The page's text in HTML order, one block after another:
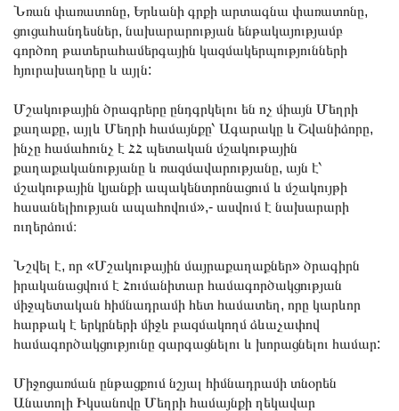
Նռան փառատոնը, Երևանի գրքի արտագնա փառատոնը,
ցուցահանդեսներ, նախարարության ենթակայությամբ
գործող թատերահամերգային կազմակերպությունների
հյուրախաղերը և այլն:
Մշակութային ծրագրերը ընդգրկելու են ոչ միայն Մեղրի
քաղաքը, այլև Մեղրի համայնքը՝ Ագարակը և Շվանիձորը,
ինչը համահունչ է ՀՀ պետական մշակութային
քաղաքականությանը և ռազմավարությանը, այն է՝
մշակութային կյանքի ապակենտրոնացում և մշակույթի
հասանելիության ապահովում»,- ասվում է նախարարի
ուղերձում։
Նշվել է, որ «Մշակութային մայրաքաղաքներ» ծրագիրն
իրականացվում է Հումանիտար համագործակցության
միջպետական հիմնադրամի հետ համատեղ, որը կարևոր
հարթակ է երկրների միջև բազմակողմ ձևաչափով
համագործակցությունը զարգացնելու և խորացնելու համար:
Միջոցառման ընթացքում նշյալ հիմնադրամի տնօրեն
Անատոլի Իկսանովը Մեղրի համայնքի ղեկավար